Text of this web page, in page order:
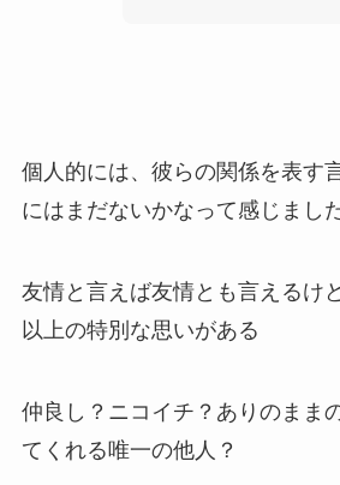
個人的には、彼らの関係を表す
にはまだないかなって感じまし
友情と言えば友情とも言えるけ
以上の特別な思いがある
仲良し？ニコイチ？ありのまま
てくれる唯一の他人？